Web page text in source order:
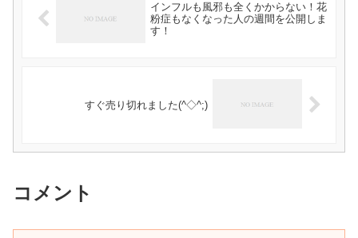
インフルも風邪も全くかからない！花
粉症もなくなった人の週間を公開しま
す！
すぐ売り切れました(^◇^;)
コメント